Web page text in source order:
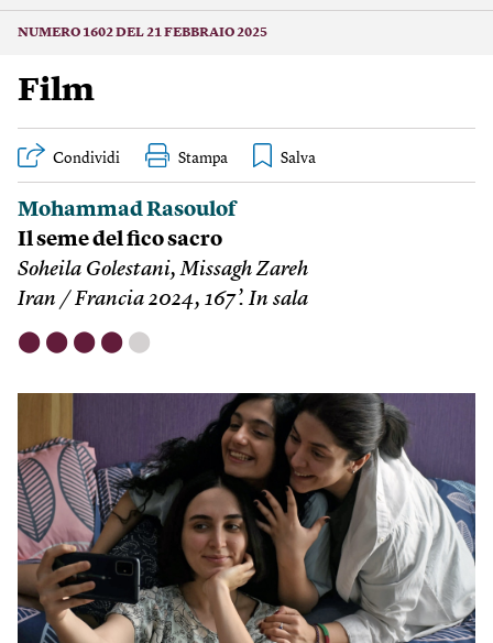
NUMERO 1602 DEL 21 FEBBRAIO 2025
Film
Condividi Stampa
Mohammad Rasoulof
Il seme del fico sacro
Soheila Golestani, Missagh Zareh
Iran / Francia 2024, 167’. In sala
⬤ ⬤ ⬤ ⬤ ⬤